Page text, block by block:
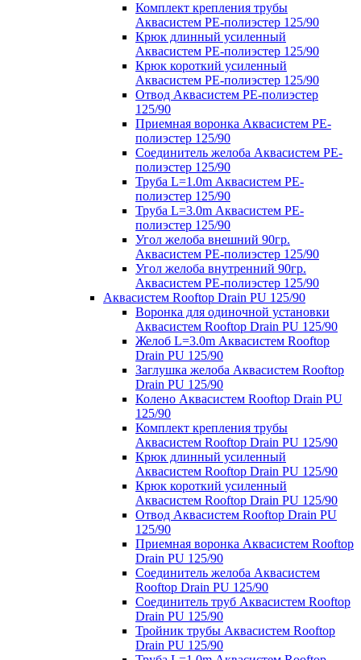
Комплект крепления трубы
Аквасистем PE-полиэстер 125/90
Крюк длинный усиленный
Аквасистем PE-полиэстер 125/90
Крюк короткий усиленный
Аквасистем PE-полиэстер 125/90
Отвод Аквасистем РЕ-полиэстер
125/90
Приемная воронка Аквасистем PE-
полиэстер 125/90
Соединитель желоба Аквасистем PE-
полиэстер 125/90
Труба L=1.0m Аквасистем PE-
полиэстер 125/90
Труба L=3.0m Аквасистем PE-
полиэстер 125/90
Угол желоба внешний 90гр.
Аквасистем PE-полиэстер 125/90
Угол желоба внутренний 90гр.
Аквасистем PE-полиэстер 125/90
Аквасистем Rooftop Drain PU 125/90
Воронка для одиночной установки
Аквасистем Rooftop Drain PU 125/90
Желоб L=3.0m Аквасистем Rooftop
Drain PU 125/90
Заглушка желоба Аквасистем Rooftop
Drain PU 125/90
Колено Аквасистем Rooftop Drain PU
125/90
Комплект крепления трубы
Аквасистем Rooftop Drain PU 125/90
Крюк длинный усиленный
Аквасистем Rooftop Drain PU 125/90
Крюк короткий усиленный
Аквасистем Rooftop Drain PU 125/90
Отвод Аквасистем Rooftop Drain PU
125/90
Приемная воронка Аквасистем Rooftop
Drain PU 125/90
Соединитель желоба Аквасистем
Rooftop Drain PU 125/90
Соединитель труб Аквасистем Rooftop
Drain PU 125/90
Тройник трубы Аквасистем Rooftop
Drain PU 125/90